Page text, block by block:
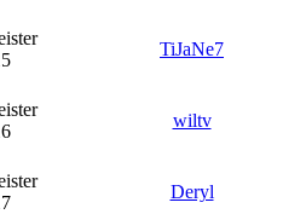
TiJaNe7
wiltv
Deryl